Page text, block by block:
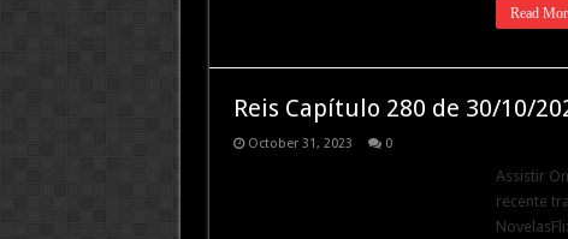
Read
Reis Capítulo 280 de 30/10/
October 31, 2023 0
Assistir
recente